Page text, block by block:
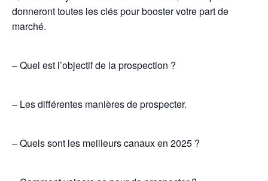
donneront toutes les clés pour booster votre part de
marché.
– Quel est l’objectif de la prospection ?
– Les différentes manières de prospecter.
– Quels sont les meilleurs canaux en 2025 ?